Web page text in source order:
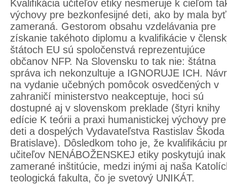
Kvalifikácia učiteľov etiky nesmeruje k cieľom
výchovy pre bezkonfesijné deti, ako by mala byť
zameraná. Gestorom obsahu vzdelávania pre
získanie takéhoto diplomu a kvalifikácie v
štátoch EU sú spoločenstvá reprezentujúce
občanov NFP. Na Slovensku to tak nie: štátna
správa ich nekonzultuje a IGNORUJE ICH.
na vydanie učebných pomôcok osvedčených v
zahraničí ministerstvo neakceptuje, hoci sú
dostupné aj v slovenskom preklade (štyri knihy
edície K teórii a praxi humanistickej výchovy pre
deti a dospelých Vydavateľstva Rastislav Škoda
Bratislave). Dôsledkom toho je, že kvalifikáciu
učiteľov NENÁBOŽENSKEJ etiky poskytujú inak
zamerané inštitúcie, medzi inými aj naša
teologická fakulta, čo je svetový UNIKÁT.